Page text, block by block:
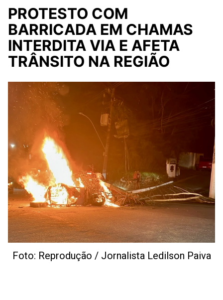
PROTESTO COM
BARRICADA EM CHAMAS
INTERDITA VIA E AFETA
TRÂNSITO NA REGIÃO
Foto: Reprodução / Jornalista Ledilson Paiva